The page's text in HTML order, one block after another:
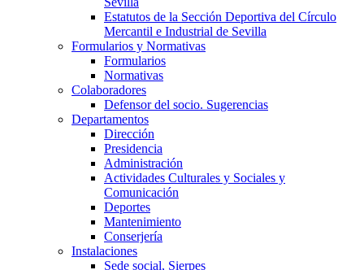
Estatutos de la Sección Deportiva del Círculo
Mercantil e Industrial de Sevilla
Formularios y Normativas
Formularios
Normativas
Colaboradores
Defensor del socio. Sugerencias
Departamentos
Dirección
Presidencia
Administración
Actividades Culturales y Sociales y
Comunicación
Deportes
Mantenimiento
Conserjería
Instalaciones
Sede social, Sierpes